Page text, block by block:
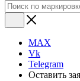
MAX
Vk
Telegram
Оставить